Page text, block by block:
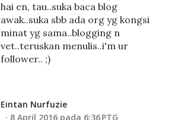
hai en, tau..suka baca blog
awak..suka sbb ada org yg kongsi
minat yg sama..blogging n
vet..teruskan menulis..i'm ur
follower.. ;)
Eintan Nurfuzie
8 April 2016 pada 6:36 PTG